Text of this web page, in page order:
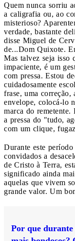
Quem nunca sorriu
a caligrafia ou, ao
misterioso?
verdade, bastante
disse Miguel de
de...Dom Quixote.
Mas talvez seja isso
impaciente, é um
com pressa. Estou
cuidadosamente
frase, uma correção,
envelope, colocá-lo
marca do
a pressa do "tudo,
com um clique,
Durante este
convidados a
de Cristo à Terra,
significado ainda
aquelas que vivem
grande valor. Um
Por que durante